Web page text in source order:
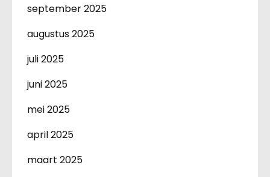
september 2025
augustus 2025
juli 2025
juni 2025
mei 2025
april 2025
maart 2025